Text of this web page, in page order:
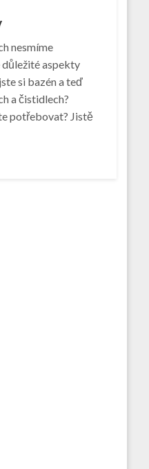
nesmíme
důležité aspekty
si bazén a teď
a čistidlech?
potřebovat? Jistě